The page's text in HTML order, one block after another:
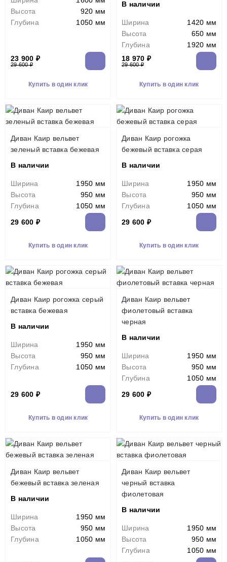
Высота
920 мм
Глубина
1050 мм
23 900 ₽
29 600 ₽
Купить в один клик
В наличии
Ширина
1420 мм
Высота
650 мм
Глубина
1920 мм
18 970 ₽
29 600 ₽
Купить в один клик
Диван Каир вельвет
зеленый вставка бежевая
В наличии
Ширина
1950 мм
Высота
950 мм
Глубина
1050 мм
29 600 ₽
Купить в один клик
Диван Каир рогожка
бежевый вставка серая
В наличии
Ширина
1950 мм
Высота
950 мм
Глубина
1050 мм
29 600 ₽
Купить в один клик
Диван Каир рогожка серый
вставка бежевая
В наличии
Ширина
1950 мм
Высота
950 мм
Глубина
1050 мм
29 600 ₽
Купить в один клик
Диван Каир вельвет
фиолетовый вставка
черная
В наличии
Ширина
1950 мм
Высота
950 мм
Глубина
1050 мм
29 600 ₽
Купить в один клик
Диван Каир вельвет
бежевый вставка зеленая
В наличии
Ширина
1950 мм
Высота
950 мм
Глубина
1050 мм
Диван Каир вельвет
черный вставка
фиолетовая
В наличии
Ширина
1950 мм
Высота
950 мм
Глубина
1050 мм